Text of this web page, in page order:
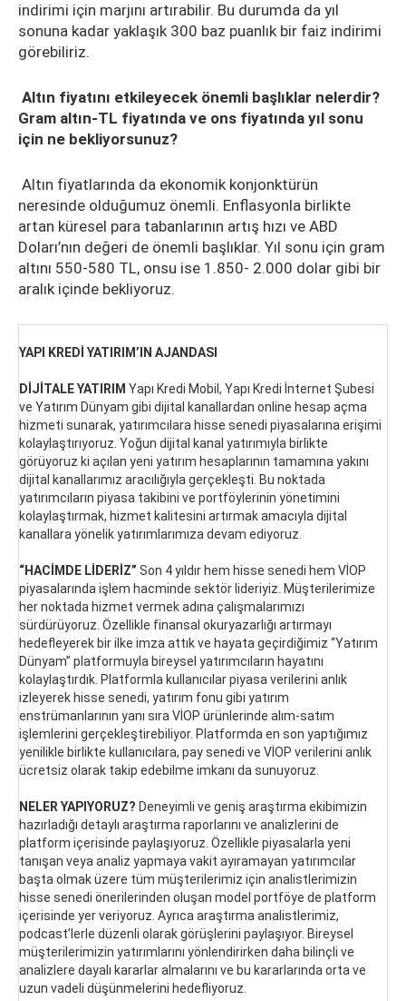
indirimi için marjını artırabilir. Bu durumda da yıl
sonuna kadar yaklaşık 300 baz puanlık bir faiz indirimi
görebiliriz.
Altın fiyatını etkileyecek önemli başlıklar nelerdir?
Gram altın-TL fiyatında ve ons fiyatında yıl sonu
için ne bekliyorsunuz?
Altın fiyatlarında da ekonomik konjonktürün
neresinde olduğumuz önemli. Enflasyonla birlikte
artan küresel para tabanlarının artış hızı ve ABD
Doları’nın değeri de önemli başlıklar. Yıl sonu için gram
altını 550-580 TL, onsu ise 1.850- 2.000 dolar gibi bir
aralık içinde bekliyoruz.
YAPI KREDİ YATIRIM’IN AJANDASI
DİJİTALE YATIRIM Yapı Kredi Mobil, Yapı Kredi İnternet Şubesi
ve Yatırım Dünyam gibi dijital kanallardan online hesap açma
hizmeti sunarak, yatırımcılara hisse senedi piyasalarına erişimi
kolaylaştırıyoruz. Yoğun dijital kanal yatırımıyla birlikte
görüyoruz ki açılan yeni yatırım hesaplarının tamamına yakını
dijital kanallarımız aracılığıyla gerçekleşti. Bu noktada
yatırımcıların piyasa takibini ve portföylerinin yönetimini
kolaylaştırmak, hizmet kalitesini artırmak amacıyla dijital
kanallara yönelik yatırımlarımıza devam ediyoruz.
“HACİMDE LİDERİZ” Son 4 yıldır hem hisse senedi hem VİOP
piyasalarında işlem hacminde sektör lideriyiz. Müşterilerimize
her noktada hizmet vermek adına çalışmalarımızı
sürdürüyoruz. Özellikle finansal okuryazarlığı artırmayı
hedefleyerek bir ilke imza attık ve hayata geçirdiğimiz “Yatırım
Dünyam” platformuyla bireysel yatırımcıların hayatını
kolaylaştırdık. Platformla kullanıcılar piyasa verilerini anlık
izleyerek hisse senedi, yatırım fonu gibi yatırım
enstrümanlarının yanı sıra VİOP ürünlerinde alım-satım
işlemlerini gerçekleştirebiliyor. Platformda en son yaptığımız
yenilikle birlikte kullanıcılara, pay senedi ve VİOP verilerini anlık
ücretsiz olarak takip edebilme imkanı da sunuyoruz.
NELER YAPIYORUZ? Deneyimli ve geniş araştırma ekibimizin
hazırladığı detaylı araştırma raporlarını ve analizlerini de
platform içerisinde paylaşıyoruz. Özellikle piyasalarla yeni
tanışan veya analiz yapmaya vakit ayıramayan yatırımcılar
başta olmak üzere tüm müşterilerimiz için analistlerimizin
hisse senedi önerilerinden oluşan model portföye de platform
içerisinde yer veriyoruz. Ayrıca araştırma analistlerimiz,
podcast’lerle düzenli olarak görüşlerini paylaşıyor. Bireysel
müşterilerimizin yatırımlarını yönlendirirken daha bilinçli ve
analizlere dayalı kararlar almalarını ve bu kararlarında orta ve
uzun vadeli düşünmelerini hedefliyoruz.